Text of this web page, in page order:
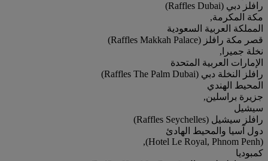
رافلز دبي (Raffles Dubai)
مكة المكرمة,
المملكة العربية السعودية
قصر مكة رافلز (Raffles Makkah Palace)
نخلة جميرا,
الإمارات العربية المتحدة
رافلز النخلة دبي (Raffles The Palm Dubai)
المحيط الهندي
جزيرة براسلين,
سيشيل
رافلز سيشيل (Raffles Seychelles)
دول آسيا والمحيط الهادئ
(Hotel Le Royal, Phnom Penh),
كمبوديا